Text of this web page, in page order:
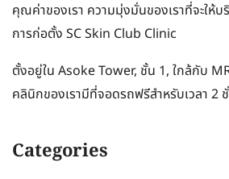
คุณค่าของเรา ความมุ่งมั่นของเราที่จะให้
การก่อตั้ง SC Skin Club Clinic
ตั้งอยู่ใน Asoke Tower, ชั้น 1, ใกล้กับ
คลินิกของเรามีที่จอดรถฟรีสำหรับเวลา 2
Categories